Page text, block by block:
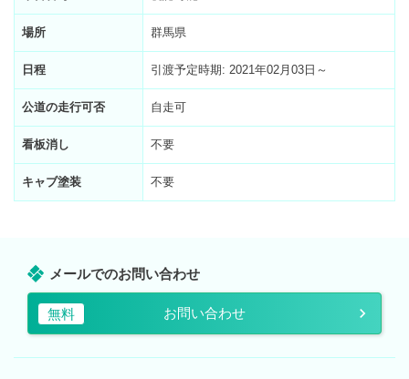
場所 群馬県
日程 引渡予定時期: 2021年02月03日～
公道の走行可否 自走可
看板消し 不要
キャブ塗装 不要
メールでのお問い合わせ
無料 お問い合わせ